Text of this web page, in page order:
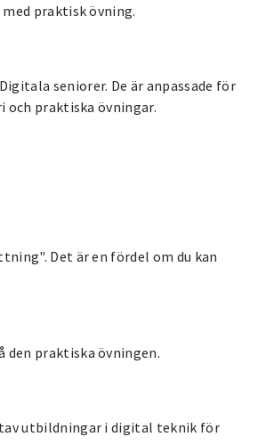
praktisk övning.
seniorer. De är anpassade för
praktiska övningar.
Det är en fördel om du kan
praktiska övningen.
utbildningar i digital teknik för